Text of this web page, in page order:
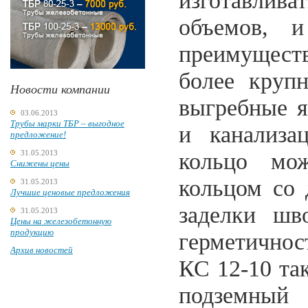
Новости компании
03.06.2013
Трубы марки ТБР – выгодное
предложение!
31.05.2013
Снижены цены
31.05.2013
Лучшие ценовые предложения
31.05.2013
Цены на железобетонную
продукцию
Архив новостей
объемов,
более
выгребные
и
кольцо
кольцом со
заделки
КС 12-10